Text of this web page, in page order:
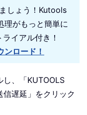
しょう！Kutools
がもっと簡単に
イアル付き！
ロード！
、「KUTOOLS
遅延」をクリック